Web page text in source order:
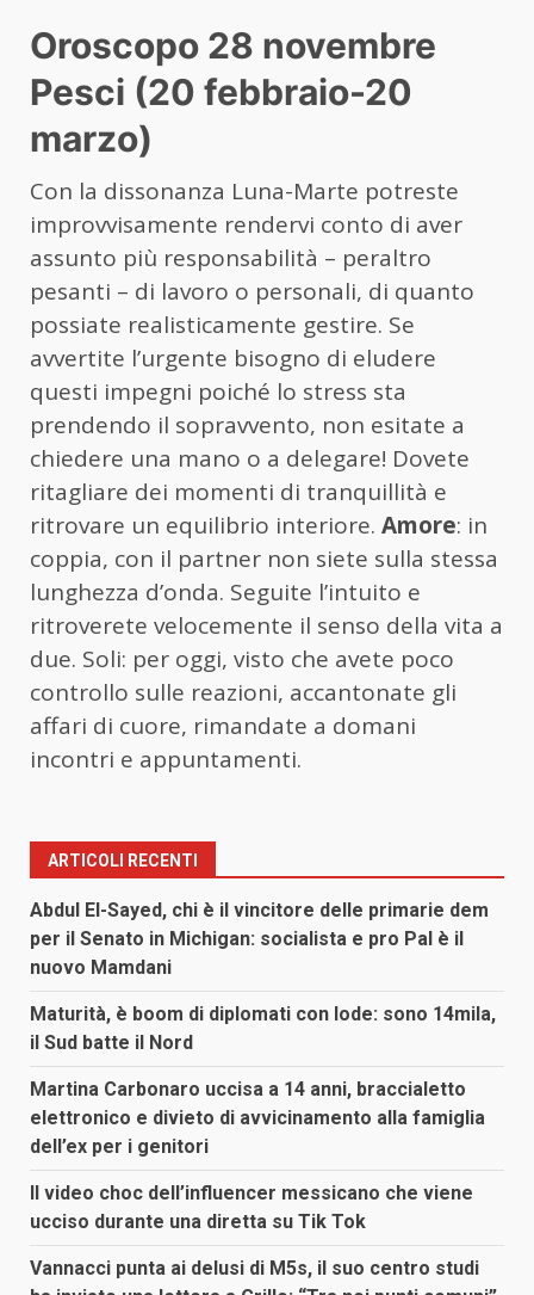
Oroscopo 28 novembre
Pesci (20 febbraio-20
marzo)
Con la dissonanza Luna-Marte potreste
improvvisamente rendervi conto di aver
assunto più responsabilità – peraltro
pesanti – di lavoro o personali, di quanto
possiate realisticamente gestire. Se
avvertite l’urgente bisogno di eludere
questi impegni poiché lo stress sta
prendendo il sopravvento, non esitate a
chiedere una mano o a delegare! Dovete
ritagliare dei momenti di tranquillità e
ritrovare un equilibrio interiore. Amore: in
coppia, con il partner non siete sulla stessa
lunghezza d’onda. Seguite l’intuito e
ritroverete velocemente il senso della vita a
due. Soli: per oggi, visto che avete poco
controllo sulle reazioni, accantonate gli
affari di cuore, rimandate a domani
incontri e appuntamenti.
ARTICOLI RECENTI
Abdul El-Sayed, chi è il vincitore delle primarie dem
per il Senato in Michigan: socialista e pro Pal è il
nuovo Mamdani
Maturità, è boom di diplomati con lode: sono 14mila,
il Sud batte il Nord
Martina Carbonaro uccisa a 14 anni, braccialetto
elettronico e divieto di avvicinamento alla famiglia
dell’ex per i genitori
Il video choc dell’influencer messicano che viene
ucciso durante una diretta su Tik Tok
Vannacci punta ai delusi di M5s, il suo centro studi